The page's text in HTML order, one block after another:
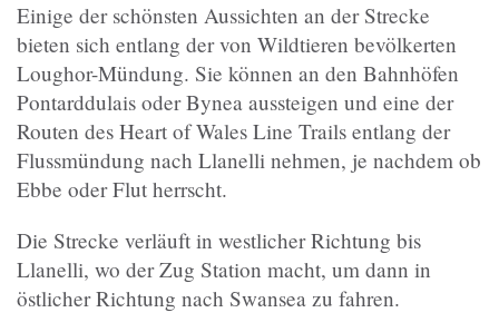
Einige der schönsten Aussichten an der Strecke
bieten sich entlang der von Wildtieren bevölkerten
Loughor-Mündung. Sie können an den Bahnhöfen
Pontarddulais oder Bynea aussteigen und eine der
Routen des Heart of Wales Line Trails entlang der
Flussmündung nach Llanelli nehmen, je nachdem ob
Ebbe oder Flut herrscht.
Die Strecke verläuft in westlicher Richtung bis
Llanelli, wo der Zug Station macht, um dann in
östlicher Richtung nach Swansea zu fahren.